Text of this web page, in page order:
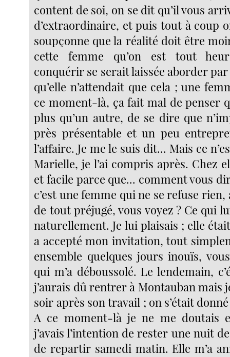
content de soi, on se dit qu’il vous
d’extraordinaire, et puis tout à coup
soupçonne que la réalité doit être
cette femme qu’on est tout
conquérir se serait laissée aborder
qu’elle n’attendait que cela ; une
ce moment-là, ça fait mal de penser
plus qu’un autre, de se dire que
près présentable et un peu
l’affaire. Je me le suis dit... Mais ce
Marielle, je l’ai compris après. Chez
et facile parce que... comment vous
c’est une femme qui ne se refuse
de tout préjugé, vous voyez ? Ce qui
naturellement. Je lui plaisais ; elle
a accepté mon invitation, tout
ensemble quelques jours inouïs,
qui m’a déboussolé. Le lendemain,
j’aurais dû rentrer à Montauban mais
soir après son travail ; on s’était
A ce moment-là je ne me doutais
j’avais l’intention de rester une nuit
de repartir samedi matin. Elle m’a